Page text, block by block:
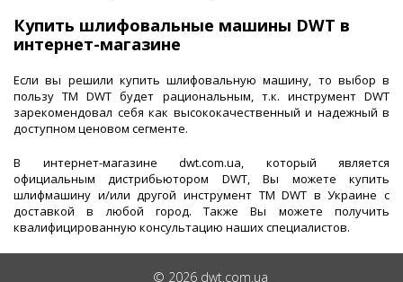
Купить шлифовальные машины DWT в
интернет-магазине
Если вы решили купить шлифовальную машину, то выбор в
пользу ТМ DWT будет рациональным, т.к. инструмент DWT
зарекомендовал себя как высококачественный и надежный в
доступном ценовом сегменте.
В интернет-магазине dwt.com.ua, который является
официальным дистрибьютором DWT, Вы можете купить
шлифмашину и/или другой инструмент ТМ DWT в Украине с
доставкой в любой город. Также Вы можете получить
квалифицированную консультацию наших специалистов.
© 2026 dwt.com.ua